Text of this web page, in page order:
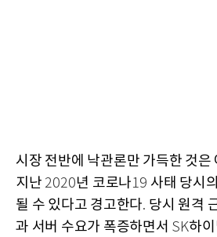
시장 전반에 낙관론만 가득한 것은
지난 2020년 코로나19 사태 당시
될 수 있다고 경고한다. 당시 원격
과 서버 수요가 폭증하면서 SK하